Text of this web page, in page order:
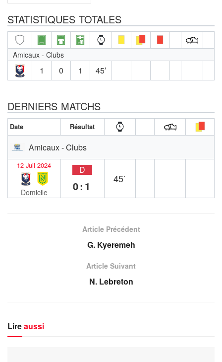
STATISTIQUES TOTALES
Amicaux - Clubs
1 0 1 45′
DERNIERS MATCHS
Date Résultat
Amicaux - Clubs
12 Juil 2024
Domicile
D
0:1
45`
Article Précédent
G. Kyeremeh
Article Suivant
N. Lebreton
Lireaussi